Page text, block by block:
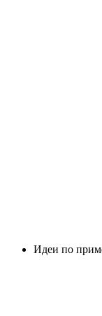
Идеи по